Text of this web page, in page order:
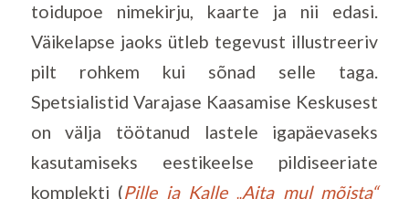
toidupoe nimekirju, kaarte ja nii edasi.
Väikelapse jaoks ütleb tegevust illustreeriv
pilt rohkem kui sõnad selle taga.
Spetsialistid Varajase Kaasamise Keskusest
on välja töötanud lastele igapäevaseks
kasutamiseks eestikeelse pildiseeriate
komplekti (Pille ja Kalle „Aita mul mõista“